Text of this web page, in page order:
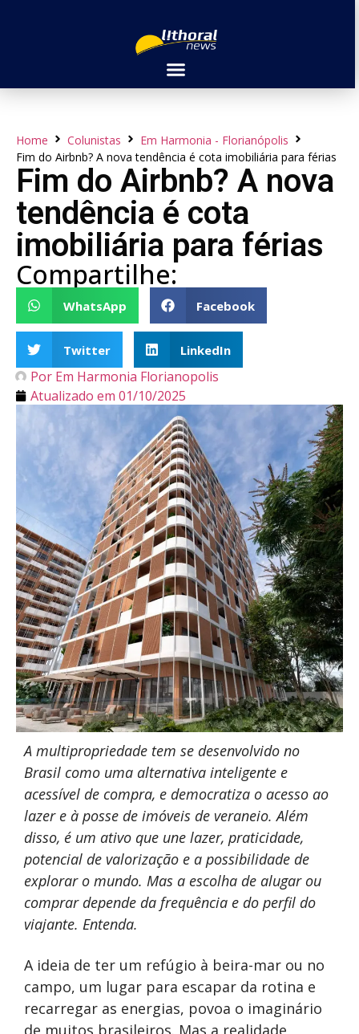
Home Colunistas
Em Harmonia - Florianópolis
Fim do Airbnb? A nova tendência é cota imobiliária para férias
Fim do Airbnb? A nova
tendência é cota
imobiliária para férias
Compartilhe:
WhatsApp Facebook
Twitter LinkedIn
Por Em Harmonia Florianopolis
Atualizado em 01/10/2025
A multipropriedade tem se desenvolvido no
Brasil como uma alternativa inteligente e
acessível de compra, e democratiza o acesso ao
lazer e à posse de imóveis de veraneio. Além
disso, é um ativo que une lazer, praticidade,
potencial de valorização e a possibilidade de
explorar o mundo. Mas a escolha de alugar ou
comprar depende da frequência e do perfil do
viajante. Entenda.
A ideia de ter um refúgio à beira-mar ou no
campo, um lugar para escapar da rotina e
recarregar as energias, povoa o imaginário
de muitos brasileiros. Mas a realidade